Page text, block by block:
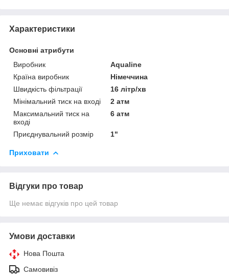
Характеристики
Основні атрибути
Виробник
Aqualine
Країна виробник
Німеччина
Швидкість фільтрації
16 літр/хв
Мінімальний тиск на вході
2 атм
Максимальний тиск на
вході
6 атм
Приєднувальний розмір 1"
Приховати
Відгуки про товар
Ще немає відгуків про цей товар
Умови доставки
Нова Пошта
Самовивіз